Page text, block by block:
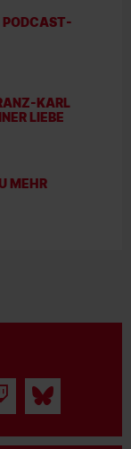
PODCAST-
KARL
LIEBE
MEHR